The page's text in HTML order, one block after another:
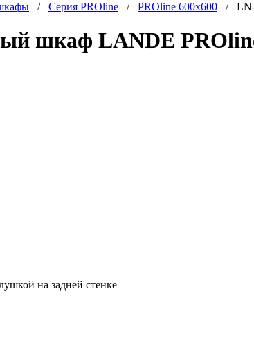
/ Серия PROline / PROline 600x600 / LN-
шкаф LANDE
на задней стенке